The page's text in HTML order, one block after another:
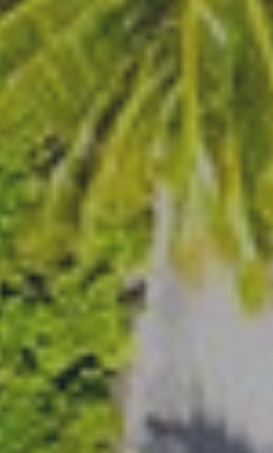
Locandine
Chi
siamo
Contatti